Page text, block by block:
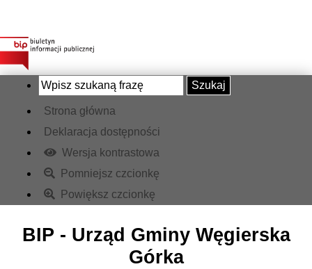
Szukaj
Strona główna
Deklaracja dostępności
Wersja kontrastowa
Pomniejsz czcionkę
Powiększ czcionkę
BIP - Urząd Gminy Węgierska
Górka